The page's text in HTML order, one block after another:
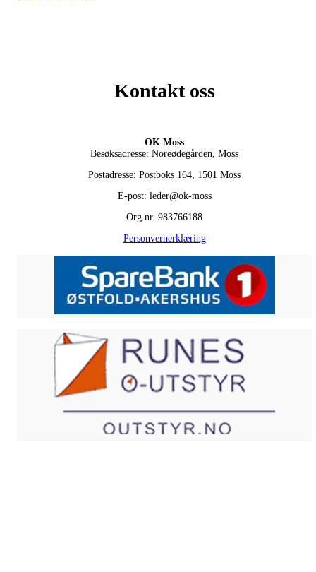
Kontakt oss
OK Moss
Besøksadresse: Noreødegården, Moss
Postadresse: Postboks 164, 1501 Moss
E-post: leder@ok-moss
Org.nr. 983766188
Personvernerklæring